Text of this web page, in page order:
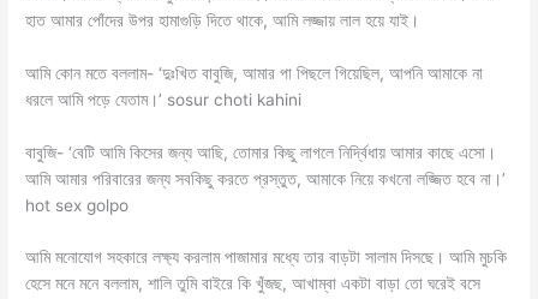
হাত আমার পোঁদের উপর হামাগুড়ি দিতে থাকে, আমি লজ্জায় লাল হয়ে যাই।
আমি কোন মতে বললাম- ‘দুঃখিত বাবুজি, আমার পা পিছলে গিয়েছিল, আপনি আমাকে না
ধরলে আমি পড়ে যেতাম।’ sosur choti kahini
বাবুজি- ‘বেটি আমি কিসের জন্য আছি, তোমার কিছু লাগলে নির্দ্বিধায় আমার কাছে এসো।
আমি আমার পরিবারের জন্য সবকিছু করতে প্রস্তুত, আমাকে নিয়ে কখনো লজ্জিত হবে না।’
hot sex golpo
আমি মনোযোগ সহকারে লক্ষ্য করলাম পাজামার মধ্যে তার বাড়টা সালাম দিসছে। আমি মুচকি
হেসে মনে মনে বললাম, শালি তুমি বাইরে কি খুঁজছ, আখাম্বা একটা বাড়া তো ঘরেই বসে